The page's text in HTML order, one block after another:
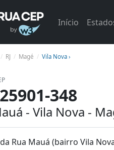
Início
RJ Magé Vila Nova ›
348
- Vila Nova -
da Rua Mauá (bairro Vila